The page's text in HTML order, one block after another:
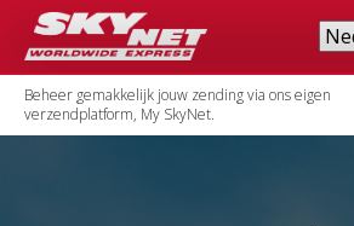
Beheer gemakkelijk jouw zending via ons eigen
verzendplatform, My SkyNet.